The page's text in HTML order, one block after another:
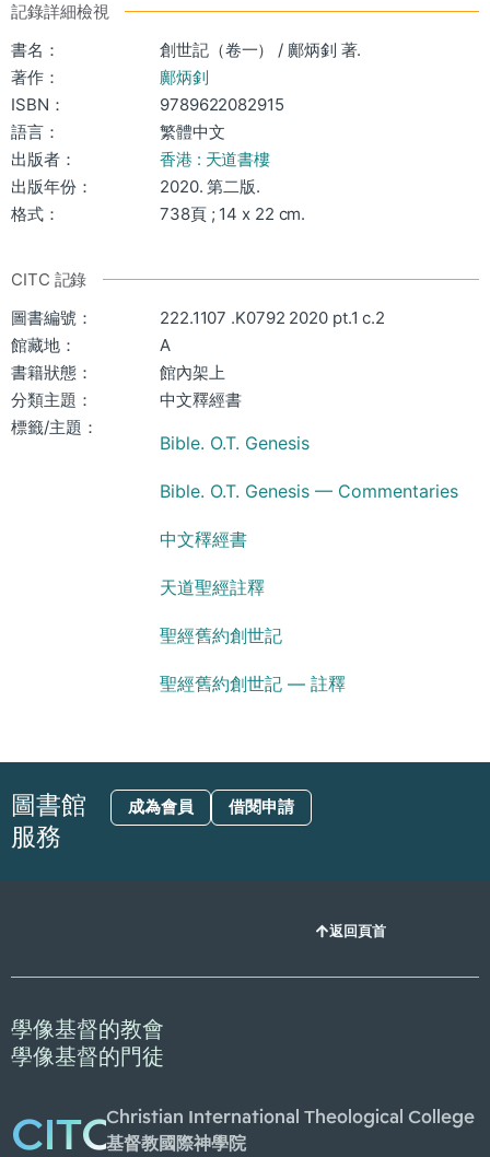
記錄詳細檢視
書名：
創世記（卷一） / 鄺炳釗 著.
著作：
鄺炳釗
ISBN：
9789622082915
語言：
繁體中文
出版者：
香港 : 天道書樓
出版年份：
2020. 第二版.
格式：
738頁 ; 14 x 22 cm.
CITC 記錄
圖書編號：
222.1107 .K0792 2020 pt.1 c.2
館藏地：
A
書籍狀態：
館內架上
分類主題：
中文釋經書
標籤/主題：
Bible. O.T. Genesis
Bible. O.T. Genesis — Commentaries
中文䆁經書
天道聖經註釋
聖經舊約創世記
聖經舊約創世記 — 註釋
圖書館
服務
成為會員 借閱申請
返回頁首
學像基督的教會
學像基督的門徒
CITCChristian International Theological College
基督教國際神學院